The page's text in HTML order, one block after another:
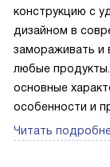
конструкцию с
дизайном в
замораживать и
любые
основные
особенности и
Читать